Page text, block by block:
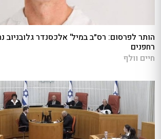
הותר לפרסום: רס״ב במיל' אלכסנדר גלובניוב
רחפנים
חיים וולף